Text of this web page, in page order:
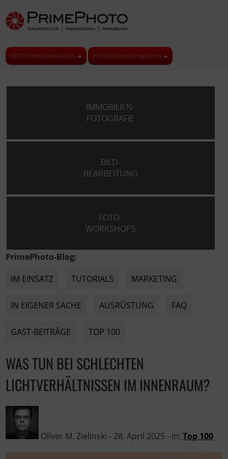
FOTOTERMIN ANFRAGEN ➜ FOTOWORKSHOP BUCHEN ➜
IMMOBILIEN-
FOTOGRAFIE
BILD-
BEARBEITUNG
FOTO-
WORKSHOPS
PrimePhoto-Blog:
IM EINSATZ
TUTORIALS MARKETING
IN EIGENER SACHE AUSRÜSTUNG FAQ
GAST-BEITRÄGE TOP 100
WAS TUN BEI SCHLECHTEN
LICHTVERHÄLTNISSEN IM INNENRAUM?
Oliver M. Zielinski - 28. April 2025 - in:Top 100